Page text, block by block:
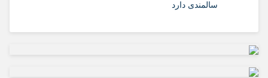
سالمندی دارد